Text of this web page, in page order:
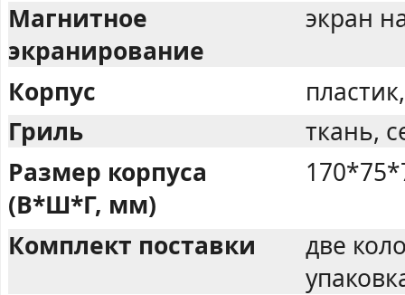
Магнитное
экранирование
экран
Корпус
Гриль
ткань,
Размер корпуса
(В*Ш*Г, мм)
Комплект поставки
две